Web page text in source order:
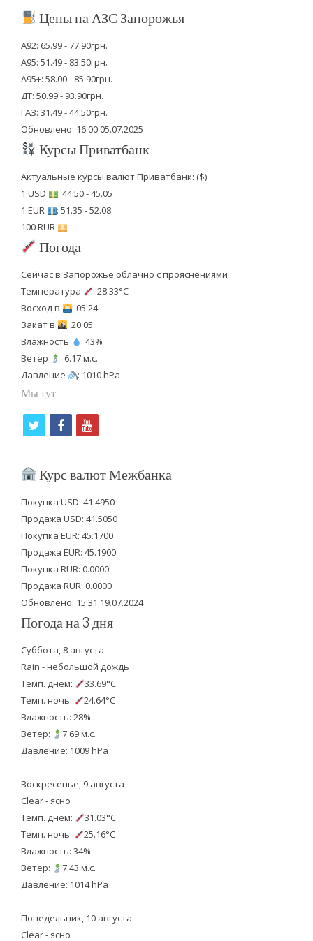
Цены на АЗС Запорожья
А92: 65.99 - 77.90грн.
А95: 51.49 - 83.50грн.
А95+: 58.00 - 85.90грн.
ДТ: 50.99 - 93.90грн.
ГАЗ: 31.49 - 44.50грн.
Обновлено: 16:00 05.07.2025
Курсы Приватбанк
Актуальные курсы валют Приватбанк: ($)
1 USD
: 44.50 - 45.05
1 EUR
: 51.35 - 52.08
100 RUR
: -
Погода
Сейчас в Запорожье облачно с прояснениями
Температура
: 28.33°C
Восход в
: 05:24
Закат в
: 20:05
Влажность
: 43%
Ветер
: 6.17 м.с.
Давление
: 1010 hPa
Мы тут
i
t
e
r
f
c
b
o
o
k
y
u
u
b
e
Курс валют Межбанка
Покупка USD: 41.4950
Продажа USD: 41.5050
Покупка EUR: 45.1700
Продажа EUR: 45.1900
Покупка RUR: 0.0000
Продажа RUR: 0.0000
Обновлено: 15:31 19.07.2024
Погода на 3 дня
Суббота, 8 августа
Rain - небольшой дождь
Темп. днём:
33.69°C
Темп. ночь:
24.64°C
Влажность: 28%
Ветер:
7.69 м.с.
Давление: 1009 hPa
Воскресенье, 9 августа
Clear - ясно
Темп. днём:
31.03°C
Темп. ночь:
25.16°C
Влажность: 34%
Ветер:
7.43 м.с.
Давление: 1014 hPa
Понедельник, 10 августа
Clear - ясно